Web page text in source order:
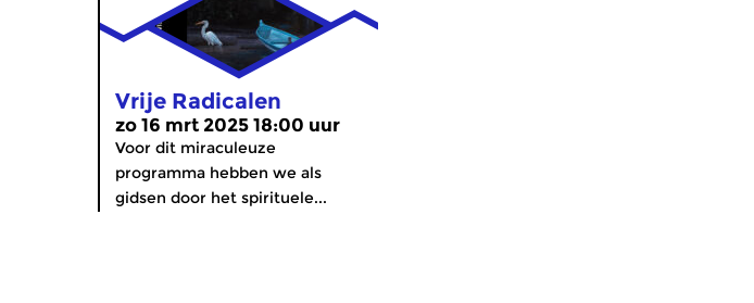
Vrije Radicalen
zo 16 mrt 2025 18:00 uur
Voor dit miraculeuze
programma hebben we als
gidsen door het spirituele...